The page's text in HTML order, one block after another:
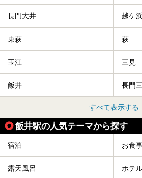
長門大井 越ケ
東萩 萩
玉江 三見
飯井 長門
すべて表示する
飯井駅の人気テーマから探す
宿泊 お食
露天風呂 ホテ